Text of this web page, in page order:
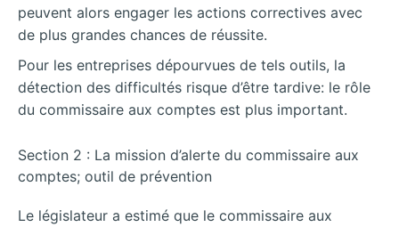
peuvent alors engager les actions correctives avec
de plus grandes chances de réussite.
Pour les entreprises dépourvues de tels outils, la
détection des difficultés risque d’être tardive: le rôle
du commissaire aux comptes est plus important.
Section 2 : La mission d’alerte du commissaire aux
comptes; outil de prévention
Le législateur a estimé que le commissaire aux